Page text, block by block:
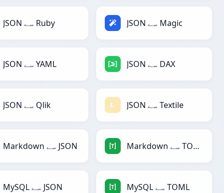
JSON سے Ruby JSON سے Magic
JSON سے YAML JSON سے DAX
JSON سے Qlik JSON سے Textile
Markdown سے JSON Markdown سے TOML
MySQL سے JSON MySQL سے TOML